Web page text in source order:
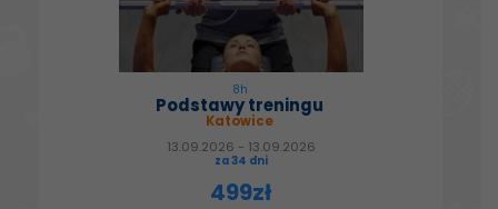
8h
Podstawy treningu
Katowice
13.09.2026 - 13.09.2026
za 34 dni
499zł